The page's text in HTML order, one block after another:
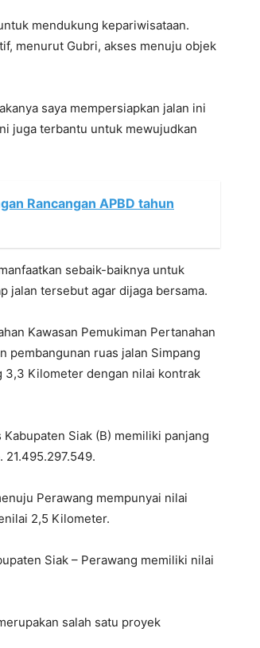
mendukung kepariwisataan.
menurut Gubri, akses menuju objek
saya mempersiapkan jalan ini
juga terbantu untuk mewujudkan
Rancangan APBD tahun
sebaik-baiknya untuk
jalan tersebut agar dijaga bersama.
Kawasan Pemukiman Pertanahan
pembangunan ruas jalan Simpang
3,3 Kilometer dengan nilai kontrak
Siak (B) memiliki panjang
Perawang mempunyai nilai
2,5 Kilometer.
Siak – Perawang memiliki nilai
salah satu proyek